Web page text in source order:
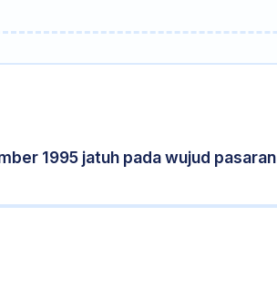
1995 jatuh pada wujud pasaran